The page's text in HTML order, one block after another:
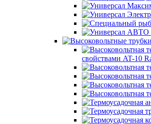
свойствами AT-10